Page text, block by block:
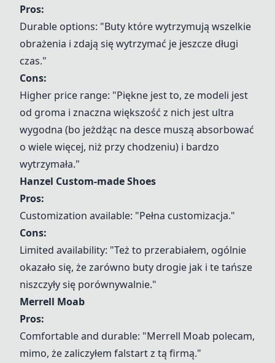
Pros:
Durable options: "Buty które wytrzymują wszelkie
obrażenia i zdają się wytrzymać je jeszcze długi
czas."
Cons:
Higher price range: "Piękne jest to, ze modeli jest
od groma i znaczna większość z nich jest ultra
wygodna (bo jeżdżąc na desce muszą absorbować
o wiele więcej, niż przy chodzeniu) i bardzo
wytrzymała."
Hanzel Custom-made Shoes
Pros:
Customization available: "Pełna customizacja."
Cons:
Limited availability: "Też to przerabiałem, ogólnie
okazało się, że zarówno buty drogie jak i te tańsze
niszczyły się porównywalnie."
Merrell Moab
Pros:
Comfortable and durable: "Merrell Moab polecam,
mimo, że zaliczyłem falstart z tą firmą."